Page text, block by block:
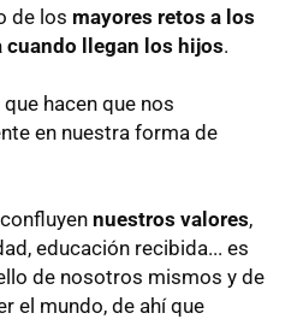
de los mayores retos a los
cuando llegan los hijos.
hacen que nos
en nuestra forma de
nuestros valores,
educación recibida... es
de nosotros mismos y de
el mundo, de ahí que